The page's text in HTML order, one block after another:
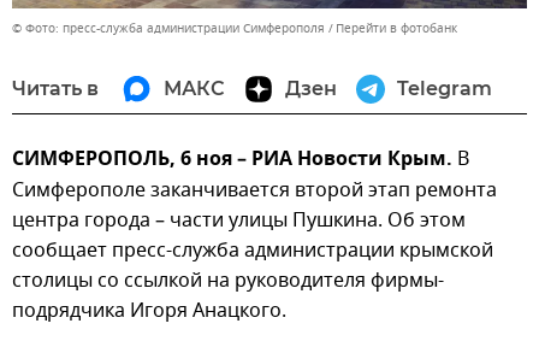
© Фото: пресс-служба администрации Симферополя Перейти в фотобанк
Читать в МАКС Дзен Telegram
СИМФЕРОПОЛЬ, 6 ноя – РИА Новости Крым. В
Симферополе заканчивается второй этап ремонта
центра города – части улицы Пушкина. Об этом
сообщает пресс-служба администрации крымской
столицы со ссылкой на руководителя фирмы-
подрядчика Игоря Анацкого.